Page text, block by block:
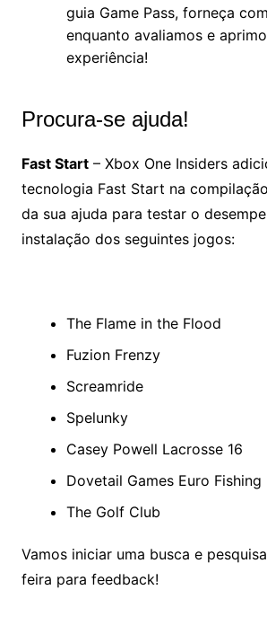
guia Game Pass, forneça
enquanto avaliamos e
experiência!
Procura-se ajuda!
Fast Start– Xbox One Insiders
tecnologia Fast Start na
da sua ajuda para testar o
instalação dos seguintes jogos:
The Flame in the Flood
Fuzion Frenzy
Screamride
Spelunky
Casey Powell Lacrosse 16
Dovetail Games Euro Fishing
The Golf Club
Vamos iniciar uma busca e
feira para feedback!